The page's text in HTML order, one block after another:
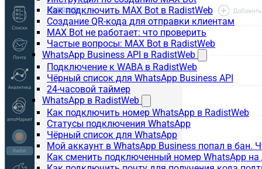
Как подключить MAX Bot в RadistWeb
Создание QR-кода для отправки клиентам
MAX Bot не работает: что проверить
Частые вопросы: MAX Bot в RadistWeb
WhatsApp Business API в RadistWeb
Подключение к WABA в RadistWeb
Чёрный список для WhatsApp Business API
24-часовой таймер
WhatsApp в RadistWeb
Как подключить номер WhatsApp в RadistWeb
Статусы подключения WhatsApp
Чёрный список для WhatsApp
Мой аккаунт в WhatsApp Business попал в бан.
Как сменить подключенный номер WhatsApp на